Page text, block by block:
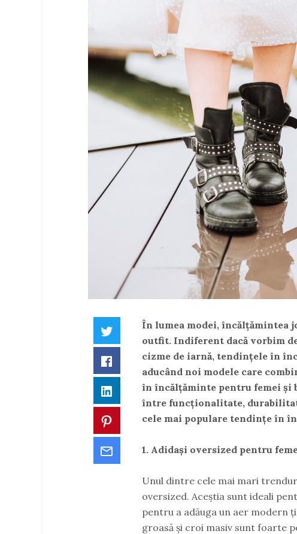
Twitter
Facebook
LinkedIn
Pinterest
În lumea modei, încălțămintea
outfit. Indiferent dacă vorbim
cizme de iarnă, tendințele în
aducând noi modele care
în încălțăminte pentru femei și
între funcționalitate,
cele mai populare tendințe în
1. Adidași oversized pentru
Unul dintre cele mai mari
oversized. Aceștia sunt ideali
pentru a adăuga un aer modern
groasă și croi masiv sunt foarte